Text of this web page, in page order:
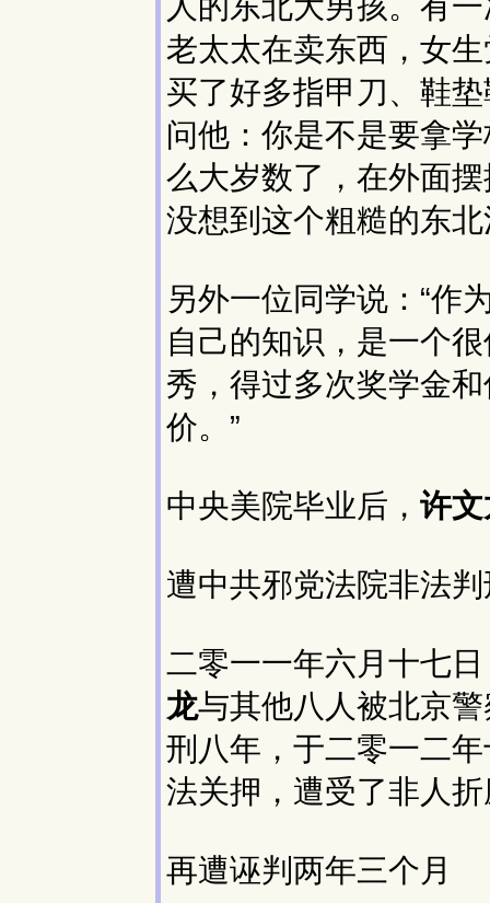
老太太在卖东西，女
买了好多指甲刀、鞋
问他：你是不是要拿
么大岁数了，在外面
没想到这个粗糙的东
另外一位同学说：“作
自己的知识，是一个
秀，得过多次奖学金
价。”
中央美院毕业后， 许
遭中共邪党法院非法
二零一一年六月十七
龙与其他八人被北京
刑八年，于二零一二
法关押，遭受了非人
再遭诬判两年三个月